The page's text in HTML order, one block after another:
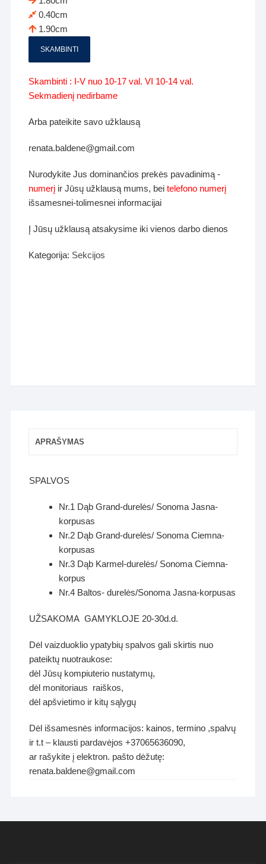
0.40cm
1.90cm
SKAMBINTI
Skambinti : I-V nuo 10-17 val. VI 10-14 val.
Sekmadienį nedirbame
Arba pateikite savo užklausą
renata.baldene@gmail.com
Nurodykite Jus dominančios prekės pavadinimą -
numerį ir Jūsų užklausą mums, beitelefono numerį
išsamesnei-tolimesnei informacijai
Į Jūsų užklausą atsakysime iki vienos darbo dienos
Kategorija: Sekcijos
APRAŠYMAS
SPALVOS
Nr.1 Dąb Grand-durelės/ Sonoma Jasna-
korpusas
Nr.2 Dąb Grand-durelės/ Sonoma Ciemna-
korpusas
Nr.3 Dąb Karmel-durelės/ Sonoma Ciemna-
korpus
Nr.4 Baltos- durelės/Sonoma Jasna-korpusas
UŽSAKOMA GAMYKLOJE 20-30d.d.
Dėl vaizduoklio ypatybių spalvos gali skirtis nuo
pateiktų nuotraukose:
dėl Jūsų kompiuterio nustatymų,
dėl monitoriaus raiškos,
dėl apšvietimo ir kitų sąlygų
Dėl išsamesnės informacijos: kainos, termino ,spalvų
ir t.t – klausti pardavėjos +37065636090,
ar rašykite į elektron. pašto dėžutę:
renata.baldene@gmail.com